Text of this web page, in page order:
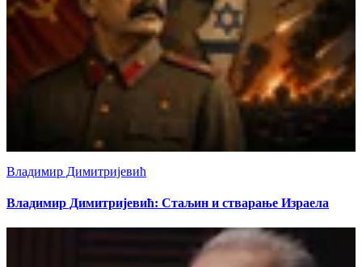
Владимир Димитријевић
Владимир Димитријевић: Стаљин и стварање Израела